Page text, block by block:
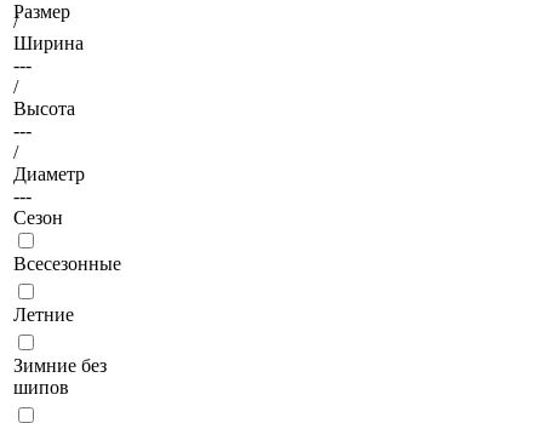
Размер
/
Ширина
---
/
Высота
---
/
Диаметр
---
Сезон
Всесезонные
Летние
Зимние без
шипов